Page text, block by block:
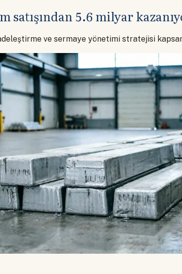
satışından 5.6 milyar
ve sermaye yönetimi stratejisi